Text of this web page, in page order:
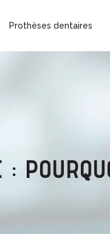
Prothèses dentaires
: